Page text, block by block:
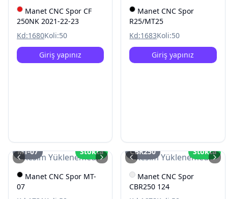
Manet CNC Spor CF
250NK 2021-22-23
Kd:1680Koli:50
Giriş yapınız
Manet CNC Spor
R25/MT25
Kd:1683Koli:50
Giriş yapınız
Resim Yüklenemedi
MT-07 Stokta
Manet CNC Spor MT-
07
Resim Yüklenemedi
CBR250 Stokta
Manet CNC Spor
CBR250 124